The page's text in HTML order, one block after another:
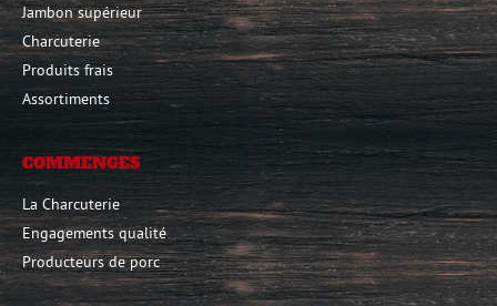
Jambon supérieur
Charcuterie
Produits frais
Assortiments
COMMENGES
La Charcuterie
Engagements qualité
Producteurs de porc